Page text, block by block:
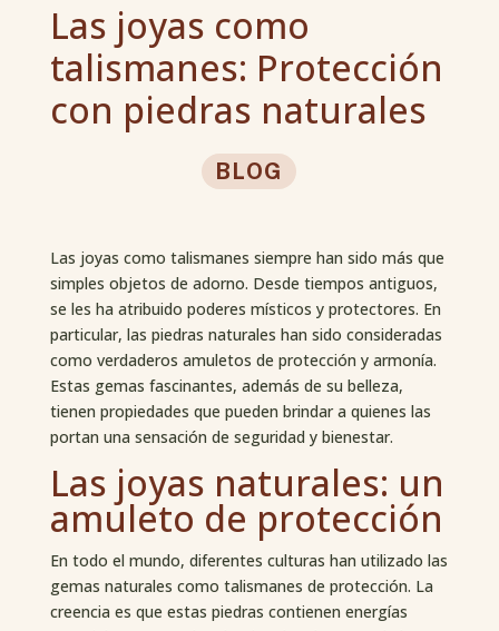
Las joyas como
talismanes: Protección
con piedras naturales
BLOG
Las joyas como talismanes siempre han sido más que
simples objetos de adorno. Desde tiempos antiguos,
se les ha atribuido poderes místicos y protectores. En
particular, las piedras naturales han sido consideradas
como verdaderos amuletos de protección y armonía.
Estas gemas fascinantes, además de su belleza,
tienen propiedades que pueden brindar a quienes las
portan una sensación de seguridad y bienestar.
Las joyas naturales: un
amuleto de protección
En todo el mundo, diferentes culturas han utilizado las
gemas naturales como talismanes de protección. La
creencia es que estas piedras contienen energías